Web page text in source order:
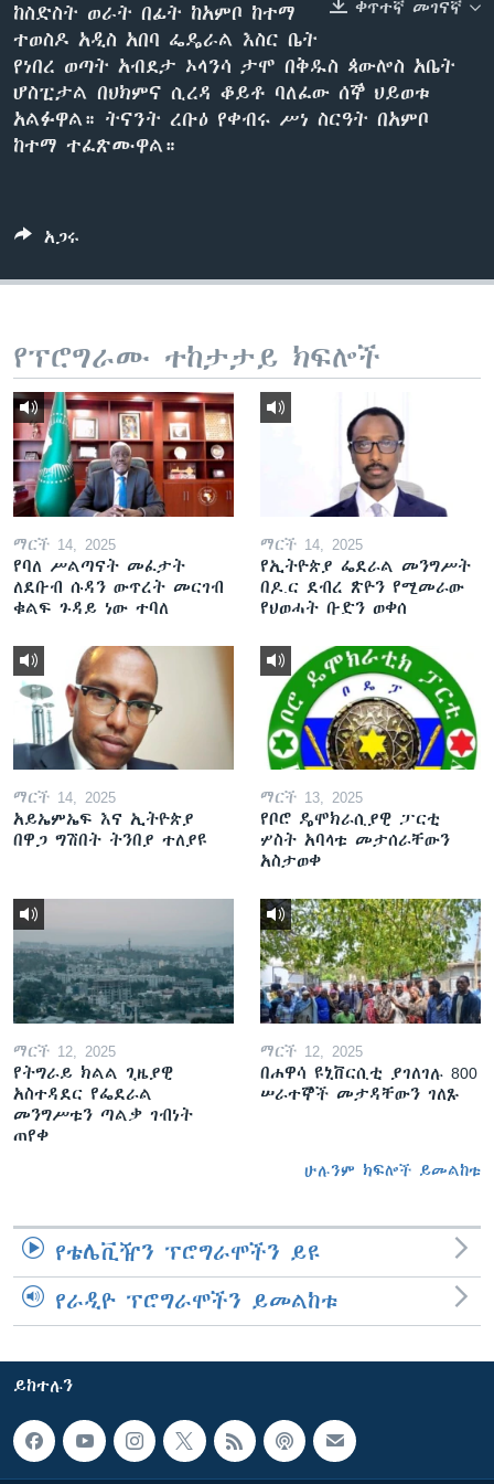
ቋንቋዎች
ቀጥተኛ መገናኛ
ከስድስት ወራት በፊት ከአምቦ ከተማ
ተወስዶ አዲስ አበባ ፌዴራል እስር ቤት
የነበረ ወጣት አብደታ ኦላንሳ ታሞ በቅዱስ ጳውሎስ አቤት
ሆስፒታል በህክምና ሲረዳ ቆይቶ ባለፈው ሰኞ ህይወቱ
አልፉዋል። ትናንት ረቡዕ የቀብሩ ሥነ ስርዓት በአምቦ
ከተማ ተፈጽሙዋል።
አጋሩ
የፕሮግራሙ ተከታታይ ክፍሎች
ማርች 14, 2025
የባለ ሥልጣናት መፈታት
ለደቡብ ሱዳን ውጥረት መርገብ
ቁልፍ ጉዳይ ነው ተባለ
ማርች 14, 2025
የኢትዮጵያ ፌደራል መንግሥት
በዶ.ር ደብረ ጽዮን የሚመራው
የህወሓት ቡድን ወቀሰ
ማርች 14, 2025
አይኤምኤፍ እና ኢትዮጵያ
በዋጋ ግሽበት ትንበያ ተለያዩ
ማርች 13, 2025
የቦሮ ዴሞክራሲያዊ ፓርቲ
ሦስት አባላቱ መታሰራቸውን
አስታወቀ
ማርች 12, 2025
የትግራይ ክልል ጊዜያዊ
አስተዳደር የፌደራል
መንግሥቱን ጣልቃ ገብነት
ጠየቀ
ማርች 12, 2025
በሐዋሳ ዩኒቨርሲቲ ያገለገሉ 800
ሠራተኞች መታዳቸውን ገለጹ
ሁሉንም ክፍሎች ይመልከቱ
የቴሌቪዥን ፕሮግራሞችን ይዩ
የራዲዮ ፕሮግራሞችን ይመልከቱ
ይከተሉን